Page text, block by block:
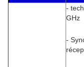
-
GHz
-